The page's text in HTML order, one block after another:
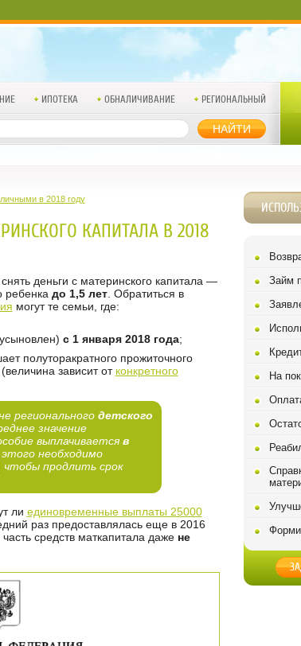
ИПОТЕКА ОБНАЛИЧИВАНИЕ РЕГИОНАЛЬНЫЙ
НАЙТИ
в 2018 году
КАПИТАЛА В 2018
деньги с материнского капитала —
ребенка до 1,5 лет. Обратиться в
могут те семьи, где:
с 1 января 2018 года;
полуторакратного прожиточного
зависит от конкретного
регионального детского
значение
выплачивается в
этого необходимо
продлить срок
ли единовременные выплаты 25000
раз предоставлялась еще в 2016
средств маткапитала даже не
Займ
На